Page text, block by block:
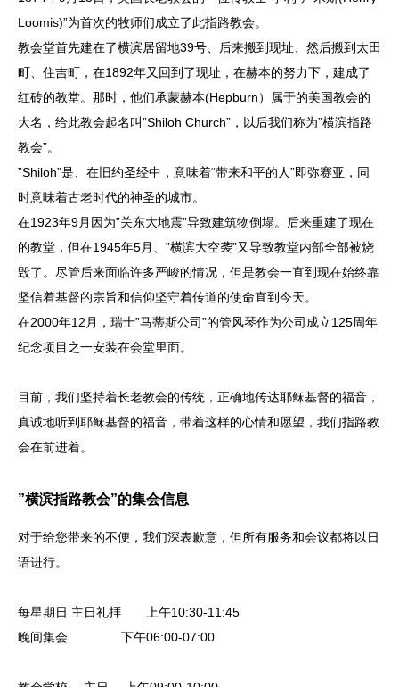
Loomis)”为首次的牧师们成立了此指路教会。
教会堂首先建在了横滨居留地39号、后来搬到现址、然后搬到太田
町、住吉町，在1892年又回到了现址，在赫本的努力下，建成了
红砖的教堂。那时，他们承蒙赫本(Hepburn）属于的美国教会的
大名，给此教会起名叫”Shiloh Church”，以后我们称为”横滨指路
教会”。
”Shiloh”是、在旧约圣经中，意味着“带来和平的人”即弥赛亚，同
时意味着古老时代的神圣的城市。
在1923年9月因为”关东大地震”导致建筑物倒塌。后来重建了现在
的教堂，但在1945年5月、”横滨大空袭”又导致教堂内部全部被烧
毁了。尽管后来面临许多严峻的情况，但是教会一直到现在始终靠
坚信着基督的宗旨和信仰坚守着传道的使命直到今天。
在2000年12月，瑞士”马蒂斯公司”的管风琴作为公司成立125周年
纪念项目之一安装在会堂里面。
目前，我们坚持着长老教会的传统，正确地传达耶稣基督的福音，
真诚地听到耶稣基督的福音，带着这样的心情和愿望，我们指路教
会在前进着。
”横滨指路教会”的集会信息
对于给您带来的不便，我们深表歉意，但所有服务和会议都将以日
语进行。
每星期日 主日礼拝 上午10:30-11:45
晚间集会 下午06:00-07:00